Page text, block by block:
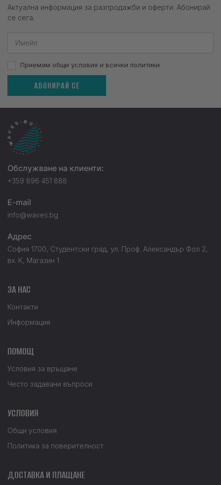
Актуална информация за разпродажби и оферти. Абонирай
се сега.
Приемам общи условия и всички политики
АБОНИРАЙ СЕ
Обслужване на клиенти:
+359 896 451 888
E-mail
info@waves.bg
Адрес
София 1700, Студентски град, ул. Проф. Александър Фол 2,
вх. К, Магазин 1
ЗА НАС
Контакти
Информация
ПОМОЩ
Условия за връщане
Често задавани въпроси
УСЛОВИЯ
Общи условия
Политика за поверителност
ДОСТАВКА И ПЛАЩАНЕ